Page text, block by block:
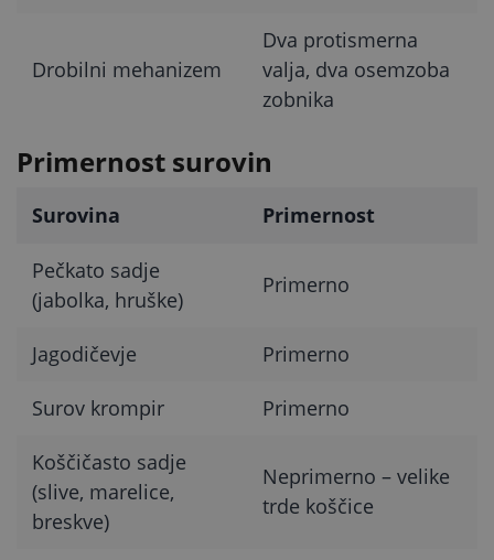
Drobilni mehanizem
Dva protismerna
valja, dva osemzoba
zobnika
Primernost surovin
Surovina Primernost
Pečkato sadje
(jabolka, hruške)
Primerno
Jagodičevje Primerno
Surov krompir Primerno
Koščičasto sadje
(slive, marelice,
breskve)
Neprimerno – velike
trde koščice